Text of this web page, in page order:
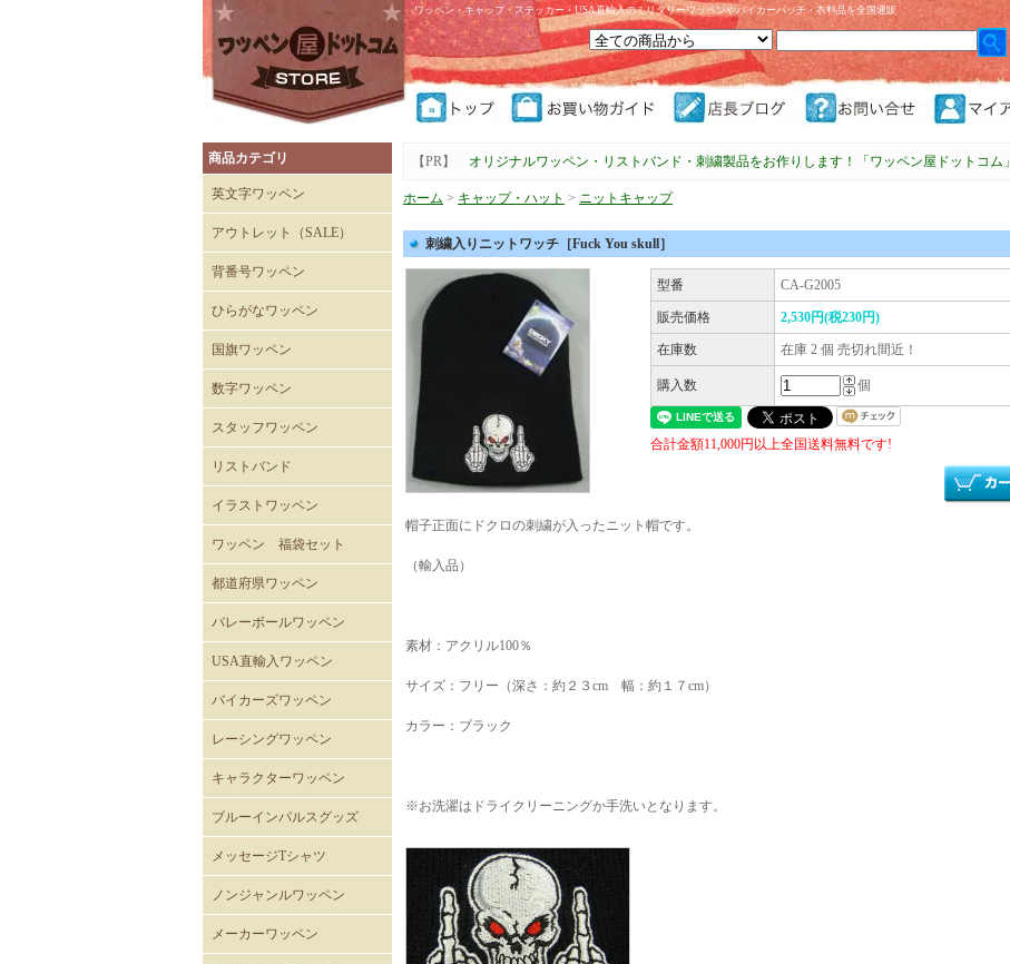
ワッペン・キャップ・ステッカー・USA直輸入のミリタリーワッペンやバイカーパッチ・衣料品を全国通販
商品カテゴリ
英文字ワッペン
アウトレット（SALE）
Tシャツ
キャップ
背番号ワッペン
ひらがなワッペン
国旗ワッペン
数字ワッペン
スタッフワッペン
ン
ン
リストバンド
イラストワッペン
ワッペン 福袋セット
都道府県ワッペン
バレーボールワッペン
バレーボール
USA直輸入ワッペン
ROTHCOミリタリーワッペ
ミリタリーワッペン
階級章ワッペン
テープタグ
スカルワッペン
バイカーワッペン
警察･消防ワッペン
徽章ワッペン
スラングワッペン
国旗ワッペン
アニマルワッペン
バラエティーワッペン
NASAクルーパッチ
バイカーズワッペン
イズ
レーシングワッペン
キャラクターワッペン
スヌーピー
ディズニー
ムーミン
くまのがっこう
ROAD RUNNER ワッペン
CLAY SMITH
FELIX
トムとジェリー
バットマン
スーパーマン
トゥイーティー
スターウォーズ
スパイダーマン
マーベル・コミック
RATFINK
ミッフィー
デッドベア
NHKはなかっぱ
ともだち8にん
カピバラさん
セサミストリート
NHKみいつけた
ウサビッチ
パラッパラッパー
鉄腕アトム
ハッピーツリーフレンズ
ガーフィールド
ブルーインパルスグッズ
メッセージTシャツ
ノンジャンルワッペン
メーカーワッペン
【PR】 オリジナルワッペン・リストバンド・刺繍製品をお作りします！「ワッペン屋ドットコム」
ホーム > キャップ・ハット > ニットキャップ
刺繍入りニットワッチ［Fuck You skull］
型番 CA-G2005
販売価格 2,530円(税230円)
在庫数 在庫 2 個 売切れ間近！
購入数 個
合計金額11,000円以上全国送料無料です!
帽子正面にドクロの刺繍が入ったニット帽です。
（輸入品）
素材：アクリル100％
サイズ：フリー（深さ：約２３cm 幅：約１７cm）
カラー：ブラック
※お洗濯はドライクリーニングか手洗いとなります。